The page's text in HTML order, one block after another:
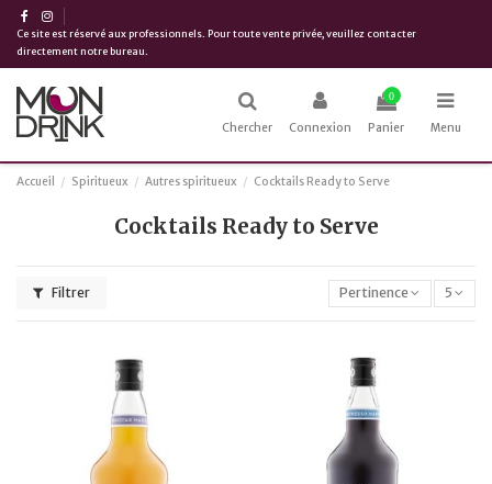
Ce site est réservé aux professionnels. Pour toute vente privée, veuillez contacter
directement notre bureau.
Chercher Connexion
0
Panier Menu
Accueil Spiritueux Autres spiritueux Cocktails Ready to Serve
Cocktails Ready to Serve
Filtrer Pertinence 5